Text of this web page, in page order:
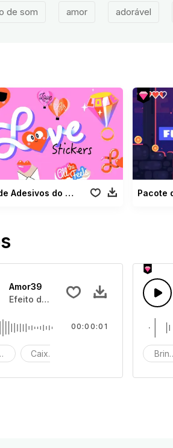
de som amor adorável
Pacote de Adesivos do Amor Pacote
Amor39
Efeito de som de caixa de brinquedos
Caixa de brinquedos
00:00:01